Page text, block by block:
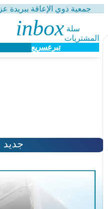
جمعية ذوي الإعاقة ببريدة
سلة
المشتريات
تبرعسريع
جديد